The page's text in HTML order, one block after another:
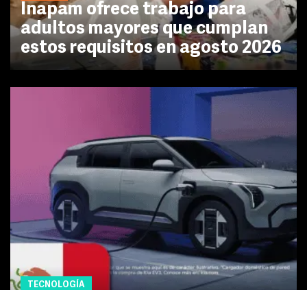
Inapam ofrece trabajo para
adultos mayores que cumplan
estos requisitos en agosto 2026
TECNOLOGÍA